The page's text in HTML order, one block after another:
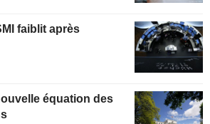
faiblit après
équation des